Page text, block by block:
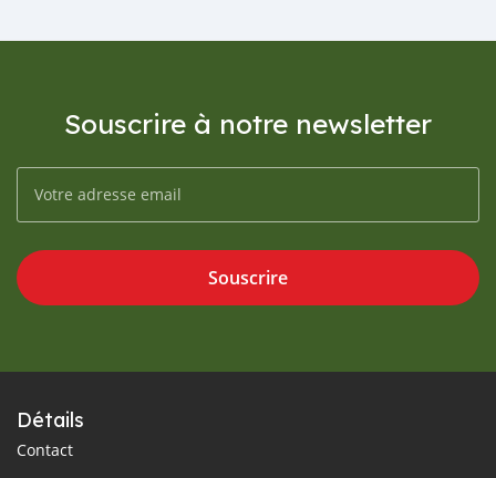
Souscrire à notre newsletter
Souscrire
Détails
Contact